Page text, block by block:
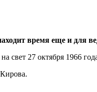
время еще и для
свет 27 октября 1966